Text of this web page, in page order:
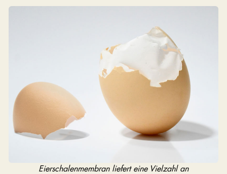
Eierschalenmembran liefert eine Vielzahl an